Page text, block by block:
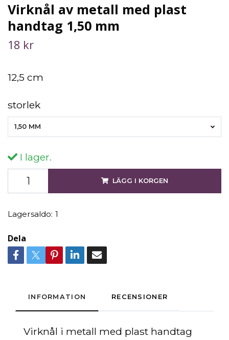
Virknål av metall med plast
handtag 1,50 mm
18 kr
12,5 cm
storlek
1,50 MM
I lager.
LÄGG I KORGEN
Lagersaldo: 1
Dela
INFORMATION RECENSIONER
Virknål i metall med plast handtag